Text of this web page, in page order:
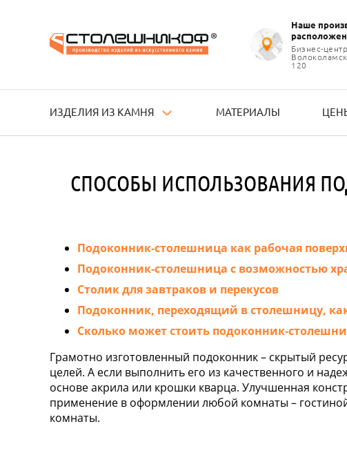
Наше
Бизнес-
120
ИЗДЕЛИЯ ИЗ КАМНЯ МАТЕРИАЛЫ
Info@stoleshnikof.ru
звонок
СПОСОБЫ ИСПОЛЬЗОВАНИЯ
Подоконник-столешница как рабочая
Подоконник-столешница с возможностью
Столик для завтраков и перекусов
Подоконник, переходящий в столешницу,
Сколько может стоить подоконник-
Грамотно изготовленный подоконник – скрытый
целей. А если выполнить его из качественного и
основе акрила или крошки кварца. Улучшенная
применение в оформлении любой комнаты –
комнаты.